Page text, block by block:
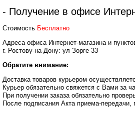
- Получение в офисе
Стоимость Бесплатно
Адреса офиса Интернет-магазина и
г. Ростову-на-Дону: ул Зорге 33
Обратите внимание:
Доставка товаров курьером
Курьер обязательно свяжется с Вами за
При получении заказа обязательно
После подписания Акта приема-